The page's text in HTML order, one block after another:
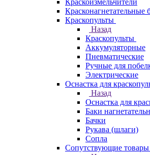
Краскоизмельчители
Красконагнетательные
Краскопульты
Назад
Краскопульты
Аккумуляторные
Пневматические
Ручные для
Электрические
Оснастка для
Назад
Оснастка для
Баки
Бачки
Рукава (шлаги)
Сопла
Сопутствующие товары